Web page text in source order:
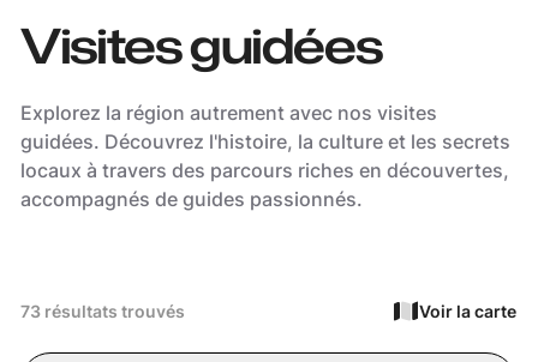
Visites guidées
Explorez la région autrement avec nos visites
guidées. Découvrez l'histoire, la culture et les secrets
locaux à travers des parcours riches en découvertes,
accompagnés de guides passionnés.
73 résultats trouvés Voir la carte